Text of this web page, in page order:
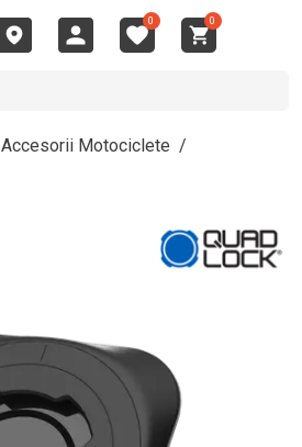
0 0
Accesorii Motociclete /